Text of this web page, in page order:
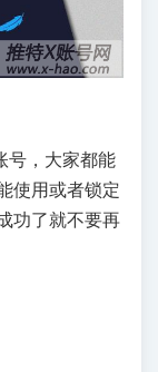
号，大家都能
使用或者锁定
功了就不要再